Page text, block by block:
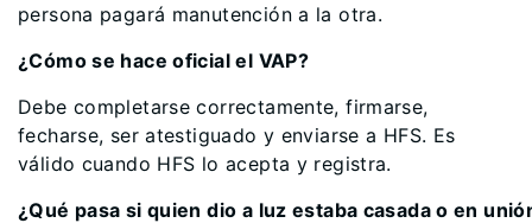
persona pagará manutención a la otra.
¿Cómo se hace oficial el VAP?
Debe completarse correctamente, firmarse,
fecharse, ser atestiguado y enviarse a HFS. Es
válido cuando HFS lo acepta y registra.
¿Qué pasa si quien dio a luz estaba casada o en